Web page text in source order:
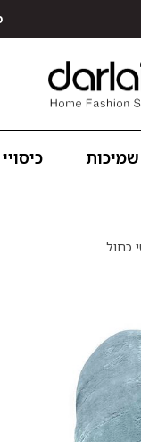
שמיכות
כחול